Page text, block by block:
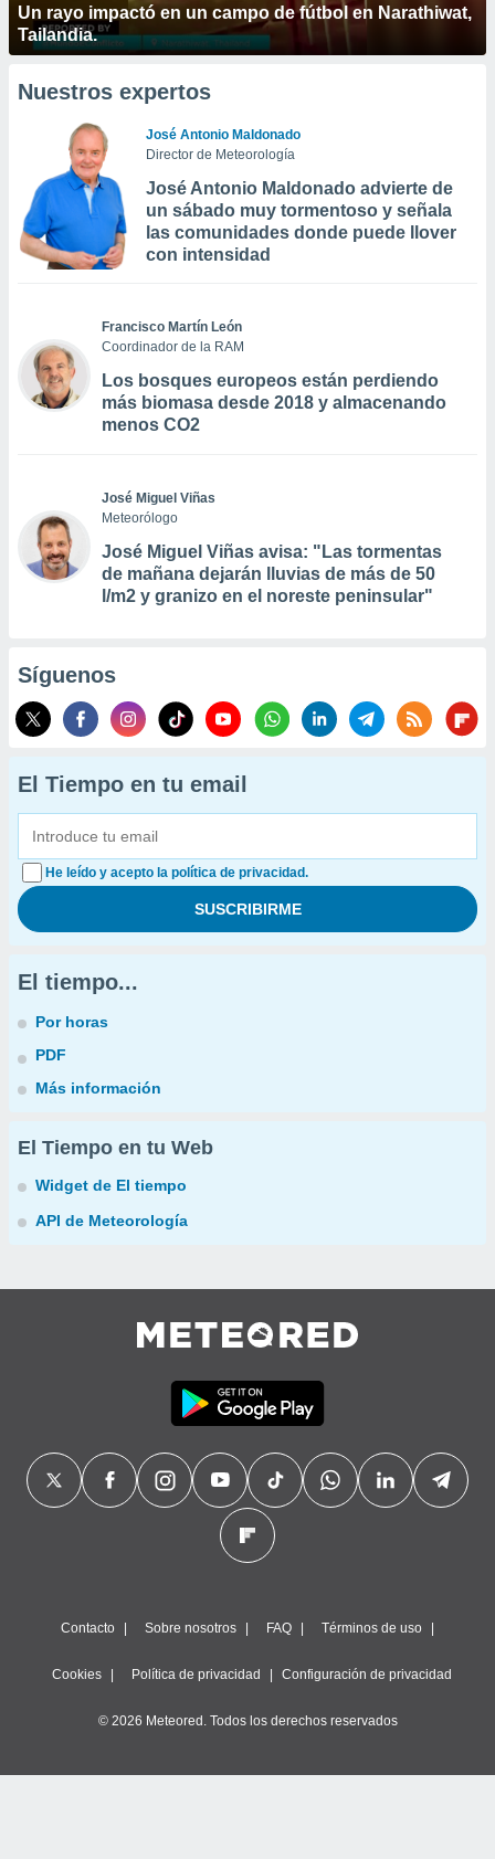
Un rayo impactó en un campo de fútbol en Narathiwat,
Tailandia.
Nuestros expertos
José Antonio Maldonado
Director de Meteorología
José Antonio Maldonado advierte de
un sábado muy tormentoso y señala
las comunidades donde puede llover
con intensidad
Francisco Martín León
Coordinador de la RAM
Los bosques europeos están perdiendo
más biomasa desde 2018 y almacenando
menos CO2
José Miguel Viñas
Meteorólogo
José Miguel Viñas avisa: "Las tormentas
de mañana dejarán lluvias de más de 50
l/m2 y granizo en el noreste peninsular"
Síguenos
El Tiempo en tu email
He leído y acepto la política de privacidad.
El tiempo...
Por horas
PDF
Más información
El Tiempo en tu Web
Widget de El tiempo
API de Meteorología
Contacto Sobre nosotros FAQ Términos de uso
Cookies Política de privacidad Configuración de privacidad
© 2026 Meteored. Todos los derechos reservados